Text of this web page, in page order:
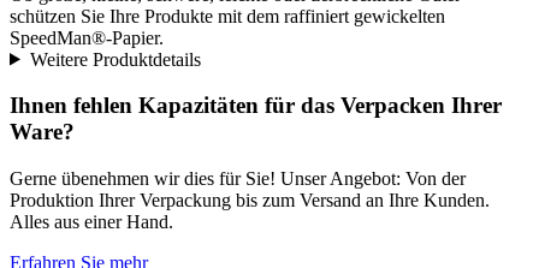
schützen Sie Ihre Produkte mit dem raffiniert gewickelten
SpeedMan®-Papier.
Weitere Produktdetails
Ihnen fehlen Kapazitäten für das Verpacken Ihrer
Ware?
Gerne übenehmen wir dies für Sie! Unser Angebot: Von der
Produktion Ihrer Verpackung bis zum Versand an Ihre Kunden.
Alles aus einer Hand.
Erfahren Sie mehr